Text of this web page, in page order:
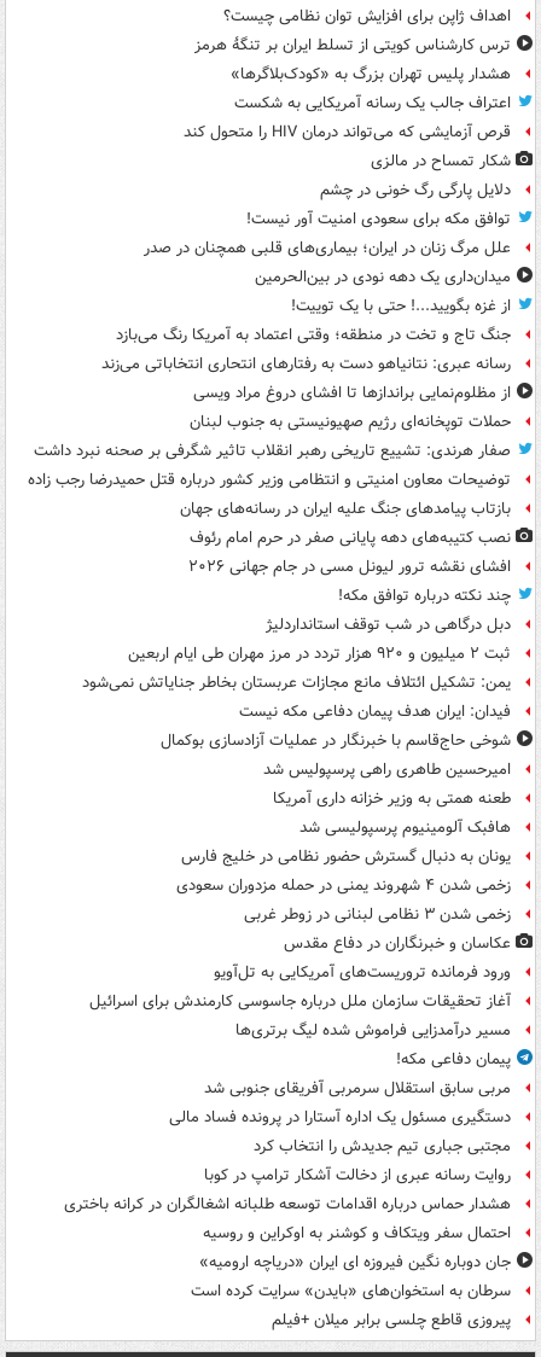
اهداف ژاپن برای افزایش توان نظامی چیست؟
ترس کارشناس کویتی از تسلط ایران بر تنگۀ هرمز
هشدار پلیس تهران بزرگ به «کودک‌بلاگرها»
اعتراف جالب یک رسانه آمریکایی به شکست
قرص آزمایشی که می‌تواند درمان HIV را متحول کند
شکار تمساح در مالزی
دلایل پارگی رگ خونی در چشم
توافق مکه برای سعودی امنیت آور نیست!
علل مرگ زنان در ایران؛ بیماری‌های قلبی همچنان در صدر
میدان‌داری یک دهه نودی در بین‌الحرمین
از غزه بگویید...! حتی با یک توییت!
جنگ تاج و تخت در منطقه؛ وقتی اعتماد به آمریکا رنگ می‌بازد
رسانه عبری: نتانیاهو دست به رفتارهای انتحاری انتخاباتی می‌زند
از مظلوم‌نمایی براندازها تا افشای دروغ مراد ویسی
حملات توپخانه‌ای رژیم صهیونیستی به جنوب لبنان
صفار هرندی: تشییع تاریخی رهبر انقلاب تاثیر شگرفی بر صحنه نبرد داشت
توضیحات معاون امنیتی و انتظامی وزیر کشور درباره قتل حمیدرضا رجب زاده
بازتاب پیامدهای جنگ علیه ایران در رسانه‌های جهان
نصب کتیبه‌های دهه پایانی صفر در حرم امام رئوف
افشای نقشه ترور لیونل مسی در جام جهانی ۲۰۲۶
چند نکته درباره توافق مکه!
دبل درگاهی در شب توقف استانداردلیژ
ثبت ۲ میلیون و ۹۲۰ هزار تردد در مرز مهران طی ایام اربعین
یمن: تشکیل ائتلاف مانع مجازات عربستان بخاطر جنایاتش نمی‌شود
فیدان: ایران هدف پیمان دفاعی مکه نیست
شوخی حاج‌قاسم با خبرنگار در عملیات آزادسازی بوکمال
امیرحسین طاهری راهی پرسپولیس شد
طعنه همتی به وزیر خزانه داری آمریکا
هافبک آلومینیوم پرسپولیسی شد
یونان به دنبال گسترش حضور نظامی در خلیج فارس
زخمی شدن ۴ شهروند یمنی در حمله مزدوران سعودی
زخمی شدن ۳ نظامی لبنانی در زوطر غربی
عکاسان و خبرنگاران در دفاع مقدس
ورود فرمانده تروریست‌های آمریکایی به تل‌آویو
آغاز تحقیقات سازمان ملل درباره جاسوسی کارمندش برای اسرائیل
مسیر درآمدزایی فراموش شده لیگ برتری‌ها
پیمان دفاعی مکه!
مربی سابق استقلال سرمربی آفریقای جنوبی شد
دستگیری مسئول یک اداره آستارا در پرونده فساد مالی
مجتبی جباری تیم جدیدش را انتخاب کرد
روایت رسانه عبری از دخالت آشکار ترامپ در کوبا
هشدار حماس درباره اقدامات توسعه طلبانه اشغالگران در کرانه باختری
احتمال سفر ویتکاف و کوشنر به اوکراین و روسیه
جان دوباره نگین فیروزه ای ایران «دریاچه ارومیه»
سرطان به استخوان‌های «بایدن» سرایت کرده است
پیروزی قاطع چلسی برابر میلان +فیلم